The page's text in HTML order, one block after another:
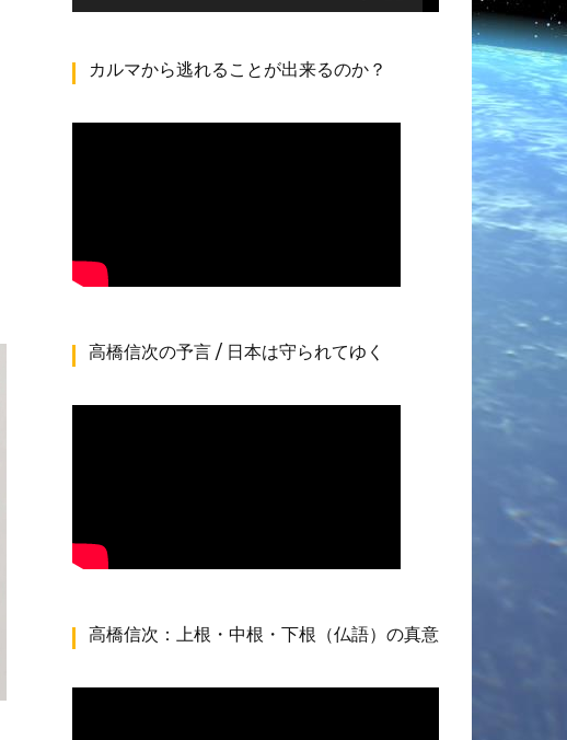
カルマから逃れることが出来るのか？
高橋信次の予言 / 日本は守られてゆく
高橋信次：上根・中根・下根（仏語）の真意